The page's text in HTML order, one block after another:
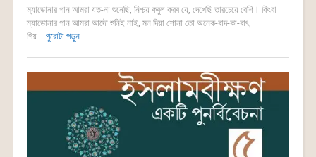
ম্যাডোনার গান আমরা যত-না শুনেছি, নিশ্চয় কবুল করব যে, দেখেছি তারচেয়ে বেশি। কিংবা
ম্যাডোনার গান আমরা আদৌ শুনিই নাই, মন দিয়া শোনা তো অনেক-বাদ-কা-বাৎ,
গিয়... পুরোটা পড়ুন